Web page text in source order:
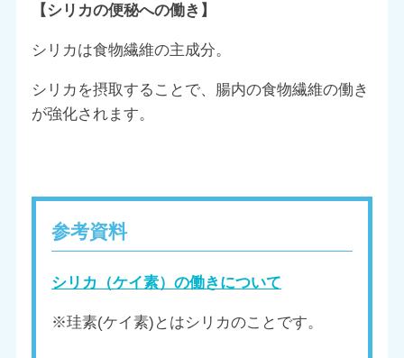
【シリカの便秘への働き】
シリカは食物繊維の主成分。
シリカを摂取することで、腸内の食物繊維の働き
が強化されます。
参考資料
シリカ（ケイ素）の働きについて
※珪素(ケイ素)とはシリカのことです。